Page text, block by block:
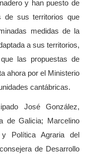
y han puesto de
de sus territorios que
medidas de la
a sus territorios,
las propuestas de
ahora por el Ministerio
cantábricas.
José González,
de Galicia; Marcelino
Política Agraria del
de Desarrollo